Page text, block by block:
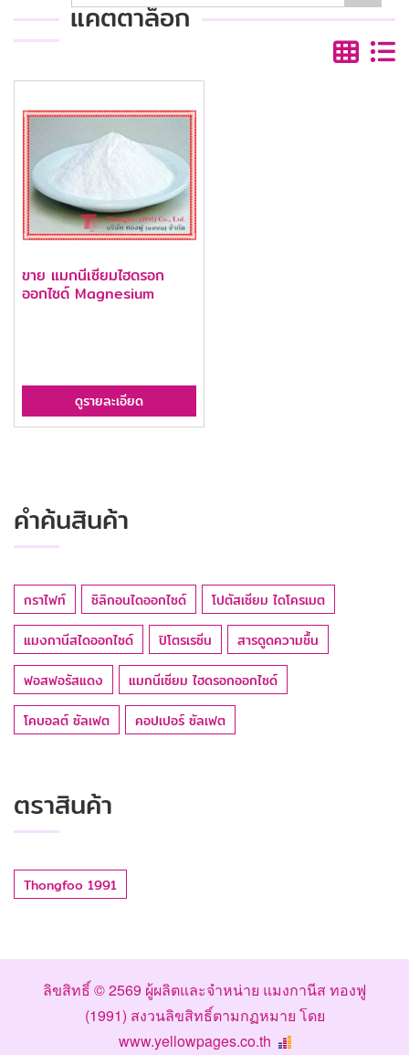
แคตตาล็อก
ขาย แมกนีเซียมไฮดรอก
ออกไซด์ Magnesium
ดูรายละเอียด
คำค้นสินค้า
กราไฟท์ ซิลิกอนไดออกไซด์
โปตัสเซียม ไดโครเมต
แมงกานีสไดออกไซด์
ปิโตรเรซิ่น
สารดูดความชื้น
ฟอสฟอรัสแดง
แมกนีเซียม ไฮดรอกออกไซด์
โคบอลต์ ซัลเฟต
คอปเปอร์ ซัลเฟต
ตราสินค้า
Thongfoo 1991
ลิขสิทธิ์ © 2569 ผู้ผลิตและจำหน่าย แมงกานีส ทองฟู
(1991) สงวนลิขสิทธิ์ตามกฏหมาย โดย
www.yellowpages.co.th